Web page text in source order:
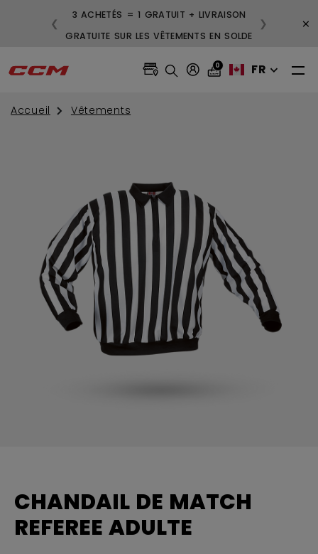
3 ACHETÉS = 1 GRATUIT + LIVRAISON
GRATUITE SUR LES VÊTEMENTS EN SOLDE
❮ ❯ ×
0 FR
Accueil Vêtements
CHANDAIL DE MATCH
REFEREE ADULTE